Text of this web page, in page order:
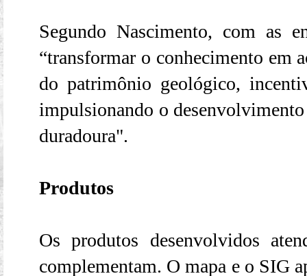
Segundo Nascimento, com as
“transformar o conhecimento em
do patrimônio geológico,
impulsionando o
duradoura".
Produtos
Os produtos desenvolvidos
complementam. O mapa e o SIG